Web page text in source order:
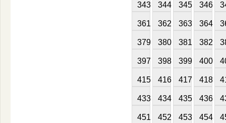
343 344 345 346
361 362 363 364
379 380 381 382
397 398 399 400
415 416 417 418
433 434 435 436
451 452 453 454